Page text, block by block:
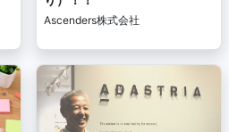
Ascenders株式会社